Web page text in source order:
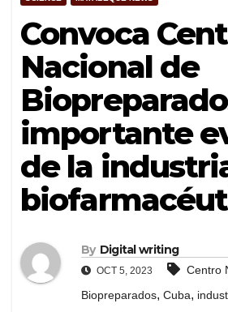
Convoca
Nacional de
importante
de la
By Digital writing
OCT 5, 2023
Centro
Biopreparados, Cuba,